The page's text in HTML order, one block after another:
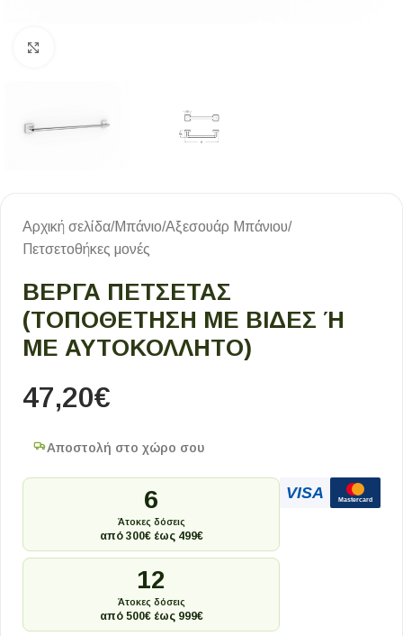
Αρχική σελίδα/Μπάνιο/Αξεσουάρ Μπάνιου/
Πετσετοθήκες μονές
ΒΈΡΓΑ ΠΕΤΣΈΤΑΣ
(ΤΟΠΟΘΈΤΗΣΗ ΜΕ ΒΊΔΕΣ Ή Μ
Ε ΑΥΤΟΚΌΛΛΗΤΟ)
47,20€
Αποστολή στο χώρο σου
6
Άτοκες δόσεις
από 300€ έως 499€
12
Άτοκες δόσεις
από 500€ έως 999€
VISA Mastercard